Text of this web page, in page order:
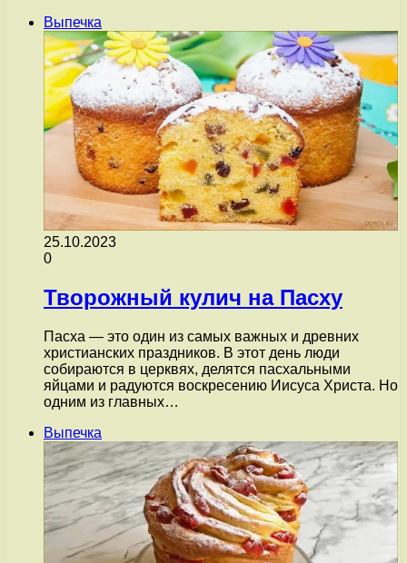
Выпечка
25.10.2023
0
Творожный кулич на Пасху
Пасха — это один из самых важных и древних
христианских праздников. В этот день люди
собираются в церквях, делятся пасхальными
яйцами и радуются воскресению Иисуса Христа. Но
одним из главных…
Выпечка